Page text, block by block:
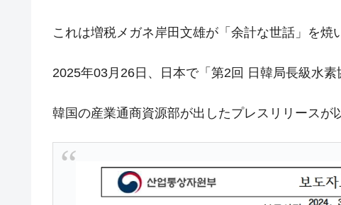
『Money1』 韓国･帰ってきた李在明。李在明を支持しな
『Money1』
韓国大統領府ボンクラ政策室長が告発さ
『Money1』 韓国･警察職員が「丸刈りになって抗議活動
『Money1』
『Money1』 【米韓激突案件】韓国消費者院が『クーパ
これは増税メガネ岸田文雄が「余計な世話」を焼
2025年03月26日、日本で「第2回 日韓局長級水素
韓国の産業通商資源部が出したプレスリリースが